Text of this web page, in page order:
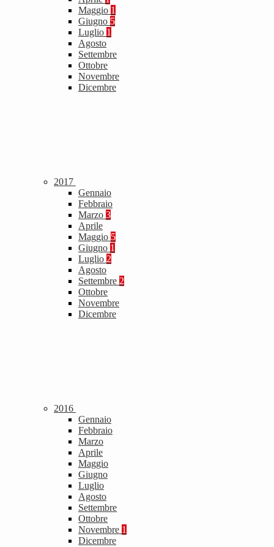
Maggio 1
Giugno 5
Luglio 1
Agosto
Settembre
Ottobre
Novembre
Dicembre
2017
Gennaio
Febbraio
Marzo 3
Aprile
Maggio 5
Giugno 1
Luglio 2
Agosto
Settembre 2
Ottobre
Novembre
Dicembre
2016
Gennaio
Febbraio
Marzo
Aprile
Maggio
Giugno
Luglio
Agosto
Settembre
Ottobre
Novembre 1
Dicembre